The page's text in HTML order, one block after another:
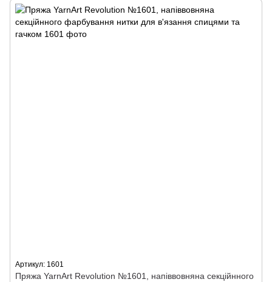
Артикул: 1601
Пряжа YarnArt Revolution №1601, напіввовняна секційнного